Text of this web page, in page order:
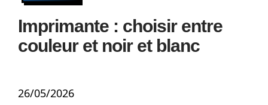
Imprimante : choisir entre
couleur et noir et blanc
26/05/2026